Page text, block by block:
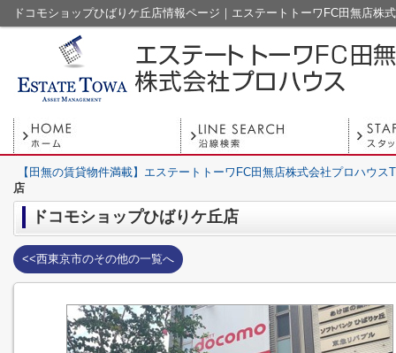
ドコモショップひばりケ丘店情報ページ｜エステートトーワFC田無店株
【田無の賃貸物件満載】エステートトーワFC田無店株式会社プロハウス
店
ドコモショップひばりケ丘店
<<西東京市のその他の一覧へ